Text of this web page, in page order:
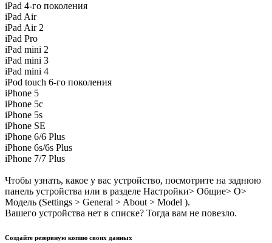
iPad 4-го поколения
iPad Air
iPad Air 2
iPad Pro
iPad mini 2
iPad mini 3
iPad mini 4
iPod touch 6-го поколения
iPhone 5
iPhone 5c
iPhone 5s
iPhone SE
iPhone 6/6 Plus
iPhone 6s/6s Plus
iPhone 7/7 Plus
Чтобы узнать, какое у вас устройство, посмотрите на заднюю
панель устройства или в разделе Настройки> Общие> О>
Модель (Settings > General > About > Model ).
Вашего устройства нет в списке? Тогда вам не повезло.
Создайте резервную копию своих данных